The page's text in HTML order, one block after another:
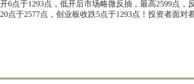
点于1293点，低开后市场略微反抽，最高2599点
于2577点，创业板收跌5点于1293点！投资者面对